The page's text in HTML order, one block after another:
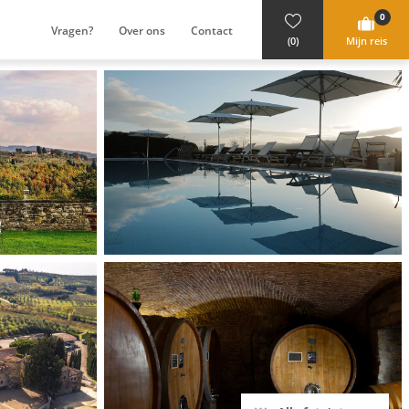
Vragen? Over ons Contact
(0)
0
Mijn reis